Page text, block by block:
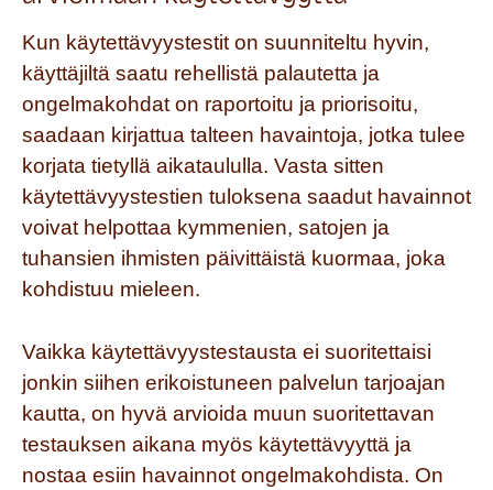
Kun käytettävyystestit on suunniteltu hyvin,
käyttäjiltä saatu rehellistä palautetta ja
ongelmakohdat on raportoitu ja priorisoitu,
saadaan kirjattua talteen havaintoja, jotka tulee
korjata tietyllä aikataululla. Vasta sitten
käytettävyystestien tuloksena saadut havainnot
voivat helpottaa kymmenien, satojen ja
tuhansien ihmisten päivittäistä kuormaa, joka
kohdistuu mieleen.
Vaikka käytettävyystestausta ei suoritettaisi
jonkin siihen erikoistuneen palvelun tarjoajan
kautta, on hyvä arvioida muun suoritettavan
testauksen aikana myös käytettävyyttä ja
nostaa esiin havainnot ongelmakohdista. On